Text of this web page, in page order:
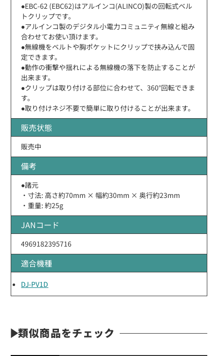
●EBC-62 (EBC62)はアルインコ(ALINCO)製の回転式ベル
トクリップです。
●アルインコ製のデジタル小電力コミュニティ無線と組み
合わせてお使い頂けます。
●無線機をベルトや胸ポケットにクリップで挟み込んで固
定できます。
●動作の衝撃や揺れによる無線機の落下を防止することが
出来ます。
●クリップは取り付ける部位に合わせて、360°回転できま
す。
●取り付けネジ不要で簡単に取り付けることが出来ます。
販売状態
販売中
備考
●諸元
・寸法: 高さ約70mm × 幅約30mm × 奥行約23mm
・重量: 約25g
JANコード
4969182395716
適合機種
DJ-PV1D
類似商品をチェック